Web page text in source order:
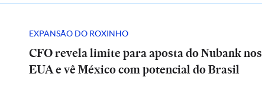
EXPANSÃO DO ROXINHO
CFO revela limite para aposta do Nubank nos
EUA e vê México com potencial do Brasil